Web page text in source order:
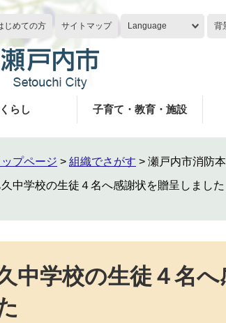
じめての方 サイトマップ Language 背
くらし 子育て・教育・施設
ップページ > 組織でさがす > 瀬戸内市消防
久中学校の生徒４名へ感謝状を贈呈しました
中学校の生徒４名